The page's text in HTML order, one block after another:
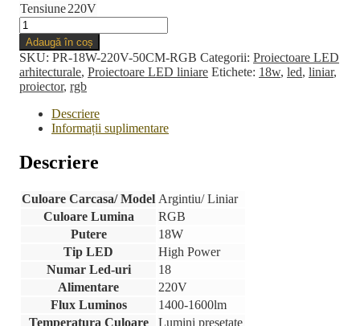
Tensiune220V
Cantitate
Proiector
LED
18W
220V
50cm
Liniar
RGB
Adaugă în coș
SKU: PR-18W-220V-50CM-RGB Categorii: Proiectoare LED
arhitecturale, Proiectoare LED liniare Etichete: 18w, led, liniar,
proiector, rgb
Descriere
Informații suplimentare
Descriere
Culoare Carcasa/ Model Argintiu/ Liniar
Culoare Lumina
RGB
Putere
18W
Tip LED
High Power
Numar Led-uri
18
Alimentare
220V
Flux Luminos
1400-1600lm
Temperatura Culoare
Lumini presetate